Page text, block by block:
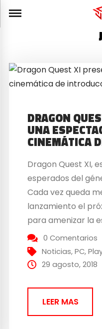
DRAGON
UNA
CINEMÁTICA
Dragon Quest XI,
esperados del
Cada vez queda
lanzamiento el
para amenizar la
de la serie de Yuji
Koichi Sugiyama
espectacular
0 Comentarios
Noticias,PC,
29 agosto, 2018
LEER MAS